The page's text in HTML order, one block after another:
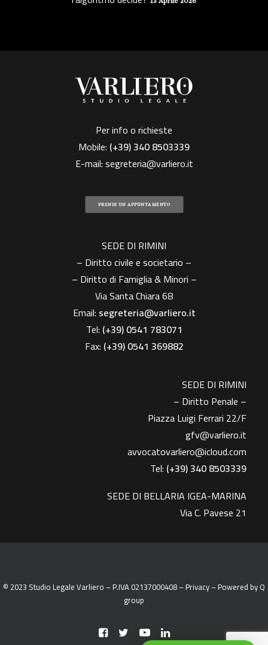
Per info o richieste
Mobile: (+39)340 8503339
E-mail:segreteria@varliero.it
PRENDI UN APPUNTAMENTO
SEDE DI RIMINI
– Diritto civile e societario –
– Diritto di Famiglia & Minori –
Via Santa Chiara 68
Email: segreteria@varliero.it
Tel: (+39) 0541 783071
Fax: (+39)0541 369882
SEDE DI RIMINI
– Diritto Penale –
Piazza Luigi Ferrari 22/F
gfv@varliero.it
avvocatovarliero@icloud.com
Tel: (+39) 340 8503339
SEDE DI BELLARIA IGEA-MARINA
Via C. Pavese 21
© 2023 Studio Legale Varliero – P.IVA 02137000408 –Privacy– Powered byQ
group